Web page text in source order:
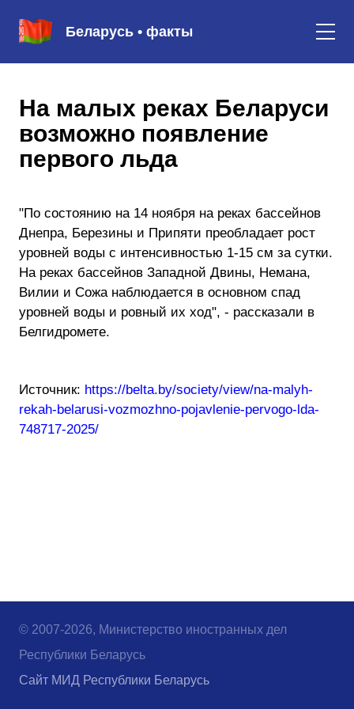
Беларусь • факты
На малых реках Беларуси
возможно появление
первого льда
"По состоянию на 14 ноября на реках бассейнов
Днепра, Березины и Припяти преобладает рост
уровней воды с интенсивностью 1-15 см за сутки.
На реках бассейнов Западной Двины, Немана,
Вилии и Сожа наблюдается в основном спад
уровней воды и ровный их ход", - рассказали в
Белгидромете.
Источник: https://belta.by/society/view/na-malyh-
rekah-belarusi-vozmozhno-pojavlenie-pervogo-lda-
748717-2025/
© 2007-2026, Министерство иностранных дел
Республики Беларусь
Сайт МИД Республики Беларусь